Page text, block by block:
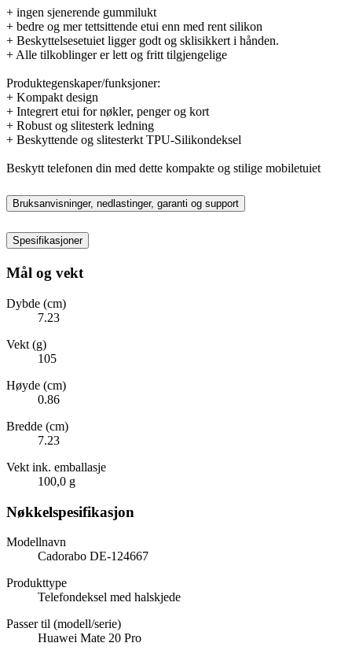
+ ingen sjenerende gummilukt
+ bedre og mer tettsittende etui enn med rent silikon
+ Beskyttelsesetuiet ligger godt og sklisikkert i hånden.
+ Alle tilkoblinger er lett og fritt tilgjengelige
Produktegenskaper/funksjoner:
+ Kompakt design
+ Integrert etui for nøkler, penger og kort
+ Robust og slitesterk ledning
+ Beskyttende og slitesterkt TPU-Silikondeksel
Beskytt telefonen din med dette kompakte og stilige mobiletuiet
Bruksanvisninger, nedlastinger, garanti og support
Spesifikasjoner
Mål og vekt
Dybde (cm)
7.23
Vekt (g)
105
Høyde (cm)
0.86
Bredde (cm)
7.23
Vekt ink. emballasje
100,0 g
Nøkkelspesifikasjon
Modellnavn
Cadorabo DE-124667
Produkttype
Telefondeksel med halskjede
Passer til (modell/serie)
Huawei Mate 20 Pro